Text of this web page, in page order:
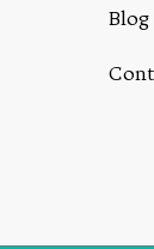
Blog